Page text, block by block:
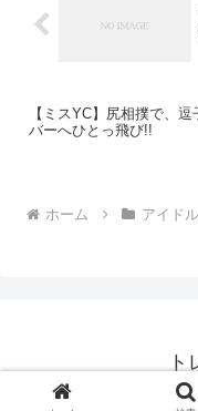
【ミスYC】尻相撲で、
バーへひとっ飛び!!
ホーム アイド
©